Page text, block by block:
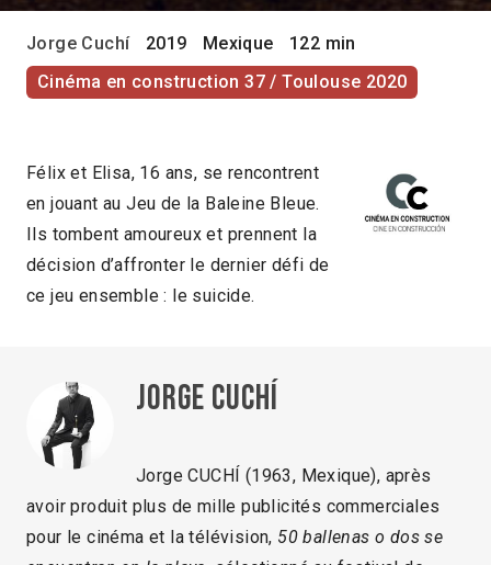
Jorge Cuchí 2019 Mexique
122 min
Cinéma en construction 37 / Toulouse 2020
Félix et Elisa, 16 ans, se rencontrent
en jouant au Jeu de la Baleine Bleue.
Ils tombent amoureux et prennent la
décision d’affronter le dernier défi de
ce jeu ensemble : le suicide.
Jorge Cuchí
Jorge CUCHÍ (1963, Mexique), après
avoir produit plus de mille publicités commerciales
pour le cinéma et la télévision, 50 ballenas o dos se